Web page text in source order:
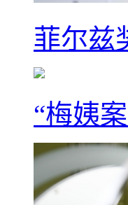
菲尔兹
“梅姨